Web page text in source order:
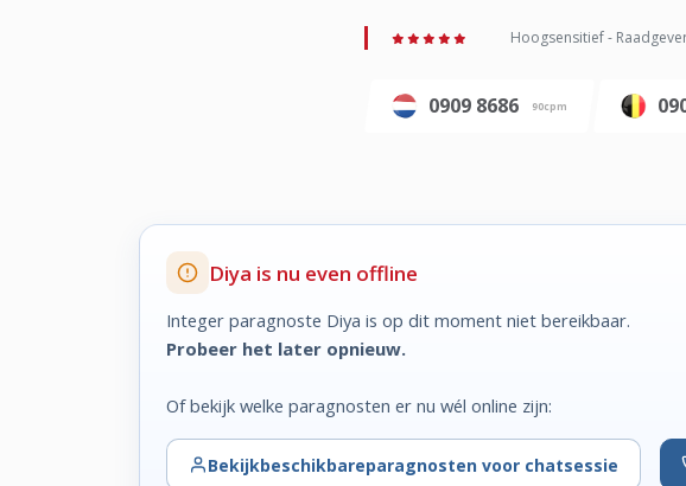
Hoogsensitief -
0909 8686 90cpm
Diya is nu even offline
Integer paragnoste Diya is op dit moment niet bereikbaar.
Probeer het later opnieuw.
Of bekijk welke paragnosten er nu wél online zijn:
Bekijkbeschikbareparagnosten voor chatsessie